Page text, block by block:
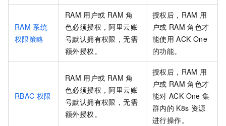
RAM 系统
权限策略
RAM 用户或 RAM 角
色必须授权，阿里云账
号默认拥有权限，无需
额外授权。
授权后，RAM 用
户或 RAM 角色才
能使用 ACK One
的功能。
RBAC 权限
RAM 用户或 RAM 角
色必须授权，阿里云账
号默认拥有权限，无需
额外授权。
授权后，RAM 用
户或 RAM 角色才
能对 ACK One 集
群内的 K8s 资源
进行操作。